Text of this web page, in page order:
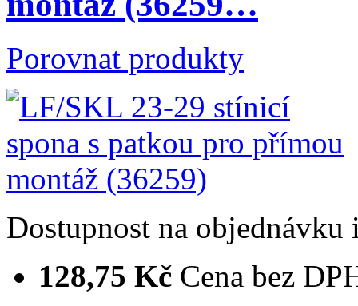
Porovnat produkty
Dostupnost na objednávku
128,75 Kč Cena bez